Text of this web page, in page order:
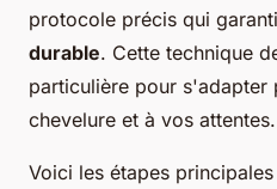
protocole précis qui
durable. Cette technique
particulière pour s'adapter
chevelure et à vos attentes.
Voici les étapes